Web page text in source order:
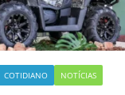
COTIDIANO NOTÍCIAS